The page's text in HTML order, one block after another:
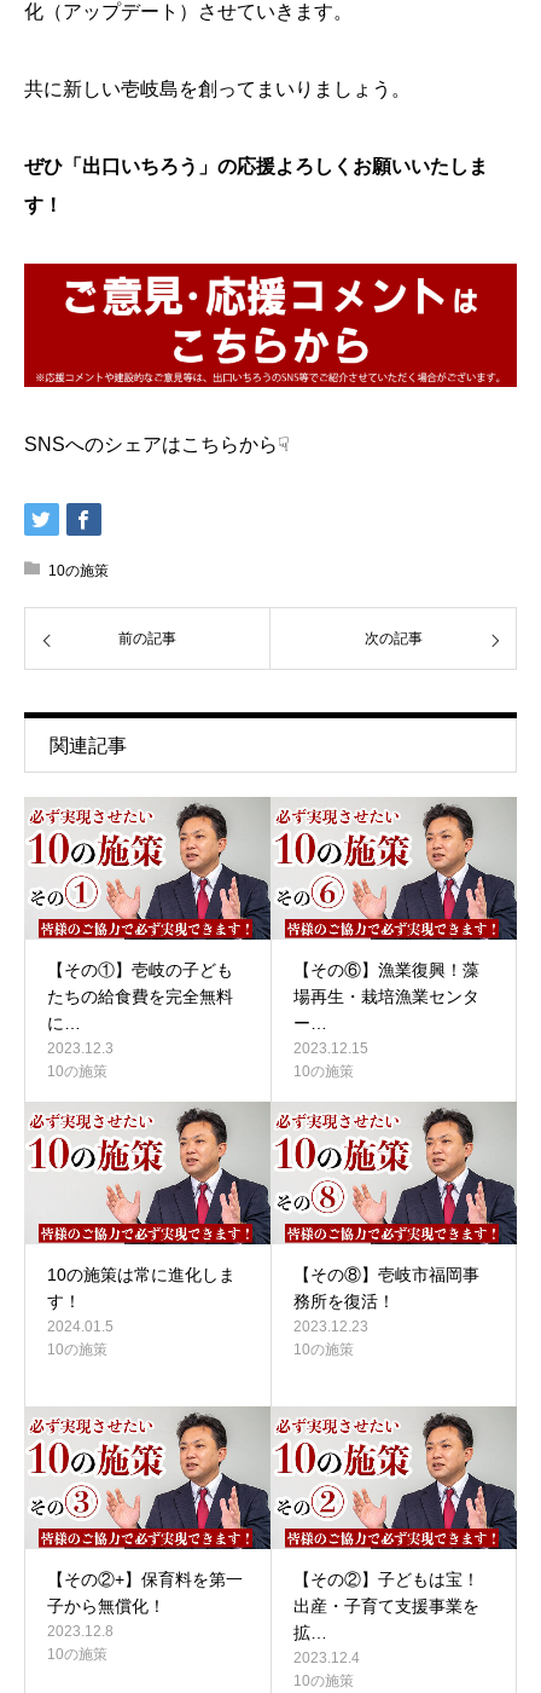
化（アップデート）させていきます。
共に新しい壱岐島を創ってまいりましょう。
ぜひ「出口いちろう」の応援よろしくお願いいたしま
す！
SNSへのシェアはこちらから☟
10の施策
前の記事 次の記事
関連記事
【その①】壱岐の子ども
たちの給食費を完全無料
に…
2023.12.3
10の施策
【その⑥】漁業復興！藻
場再生・栽培漁業センタ
ー…
2023.12.15
10の施策
10の施策は常に進化しま
す！
2024.01.5
10の施策
【その⑧】壱岐市福岡事
務所を復活！
2023.12.23
10の施策
【その②+】保育料を第一
子から無償化！
2023.12.8
10の施策
【その②】子どもは宝！
出産・子育て支援事業を
拡…
2023.12.4
10の施策